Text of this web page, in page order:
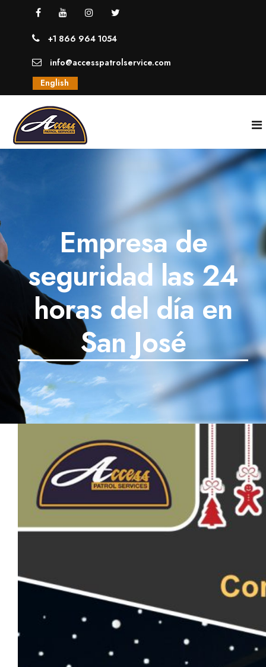
+1 866 964 1054
info@accesspatrolservice.com
English
GUARDIAS UNIFORMADOS
SECTORES
TECNOLOGÍA
TRABAJOS
BLOG
TESTIMONIOS
CONTÁCTANOS
Empresa de
seguridad las 24
horas del día en
San José